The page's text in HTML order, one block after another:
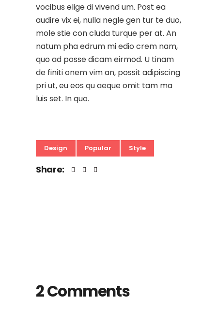
vocibus elige di vivend um. Post ea
audire vix ei, nulla negle gen tur te duo,
mole stie con cluda turque per at. An
natum pha edrum mi edio crem nam,
quo ad posse dicam eirmod. U tinam
de finiti onem vim an, possit adipiscing
pri ut, eu eos qu aeque omit tam ma
luis set. In quo.
Design Popular Style
Share:
2 Comments